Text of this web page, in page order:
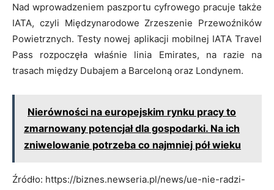
Nad wprowadzeniem paszportu cyfrowego pracuje także
IATA, czyli Międzynarodowe Zrzeszenie Przewoźników
Powietrznych. Testy nowej aplikacji mobilnej IATA Travel
Pass rozpoczęła właśnie linia Emirates, na razie na
trasach między Dubajem a Barceloną oraz Londynem.
Nierówności na europejskim rynku pracy to
zmarnowany potencjał dla gospodarki. Na ich
zniwelowanie potrzeba co najmniej pół wieku
Źródło: https://biznes.newseria.pl/news/ue-nie-radzi-